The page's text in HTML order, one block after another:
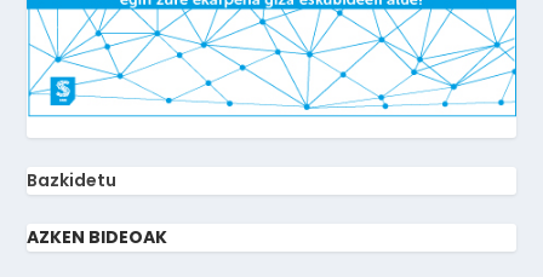
Bazkidetu
AZKEN BIDEOAK